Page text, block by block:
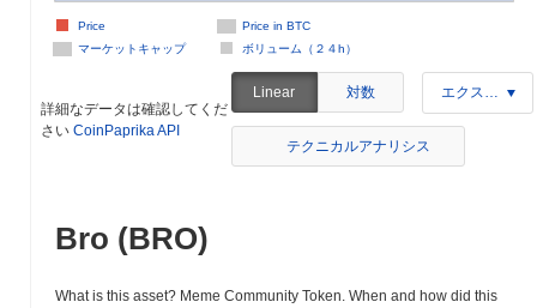
Price in BTC
マーケットキャップ
ボリューム（２４h）
Price
詳細なデータは確認してくだ
さい CoinPaprika API
Linear 対数 エクスポート
テクニカルアナリシス
Bro (BRO)
What is this asset? Meme Community Token. When and how did this